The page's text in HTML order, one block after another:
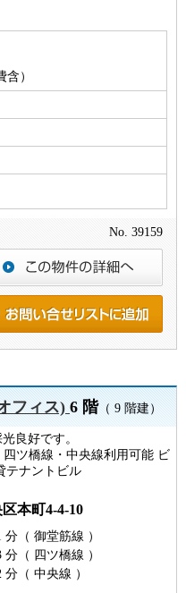
含）
No. 39159
フィス)6 階（ 9 階建）
良好です。
ツ橋線・中央線利用可能 ビ
テナントビル
本町4-4-10
分（ 御堂筋線 ）
分（ 四ツ橋線 ）
分（ 中央線 ）